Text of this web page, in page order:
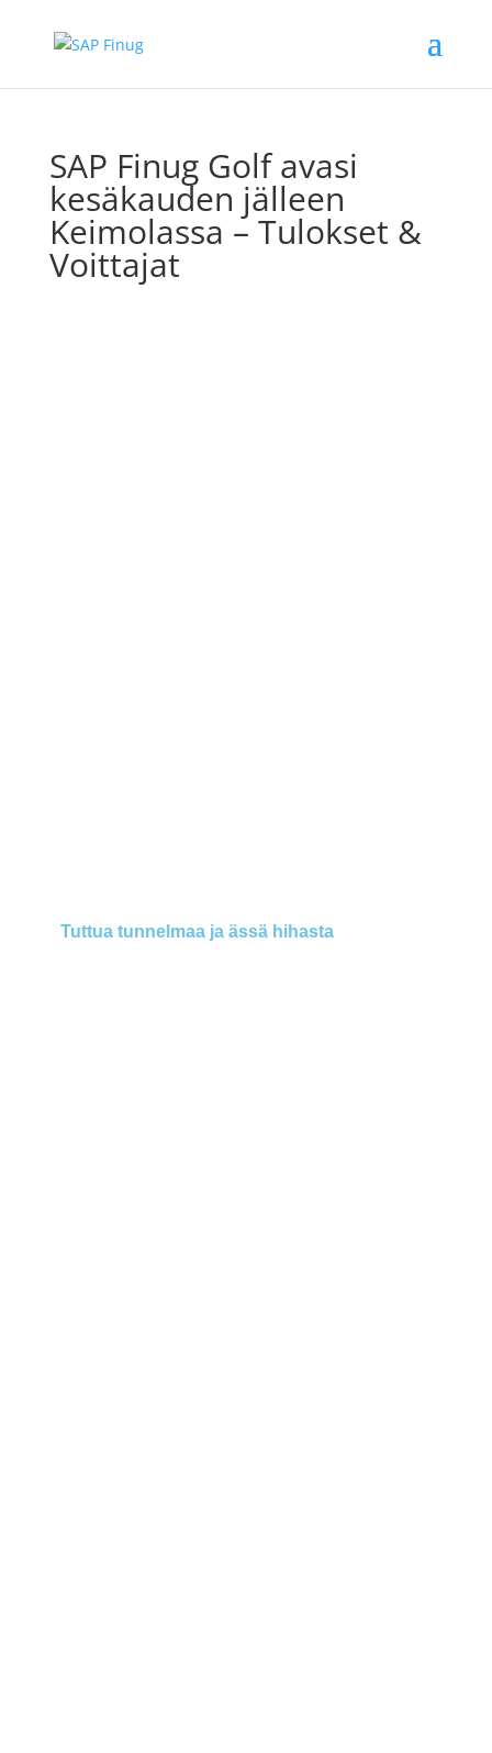
SAP Finug Golf avasi
kesäkauden jälleen
Keimolassa – Tulokset &
Voittajat
Tuttua tunnelmaa ja ässä hihasta